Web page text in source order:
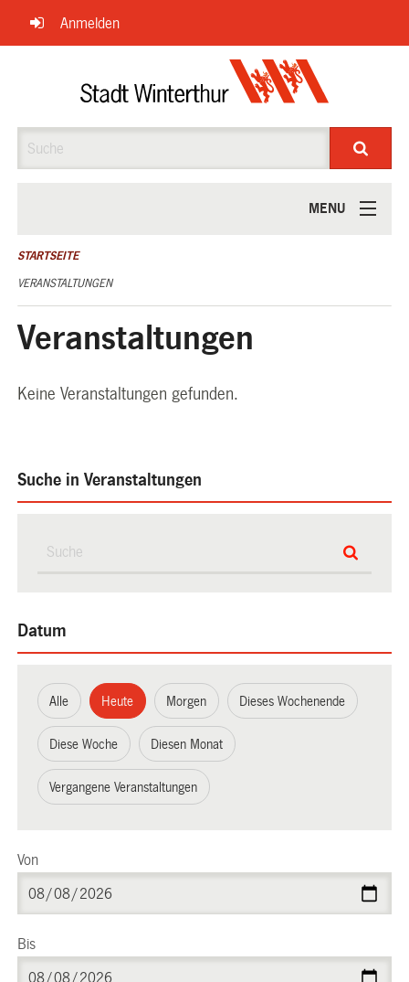
Navigation
überspringen
Anmelden
MENU
ÜBER UNS
STARTSEITE
VERANSTALTUNGEN
Veranstaltungen
Keine Veranstaltungen gefunden.
Suche in Veranstaltungen
Datum
Alle Heute Morgen Dieses Wochenende
Diese Woche Diesen Monat
Vergangene Veranstaltungen
Von
Bis